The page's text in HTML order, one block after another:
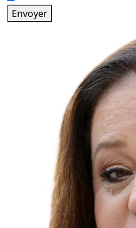
Envoyer